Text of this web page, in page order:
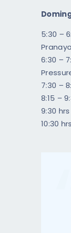
5:30 –
6:30 –
7:30 –
8:15 –
9:30
10:30